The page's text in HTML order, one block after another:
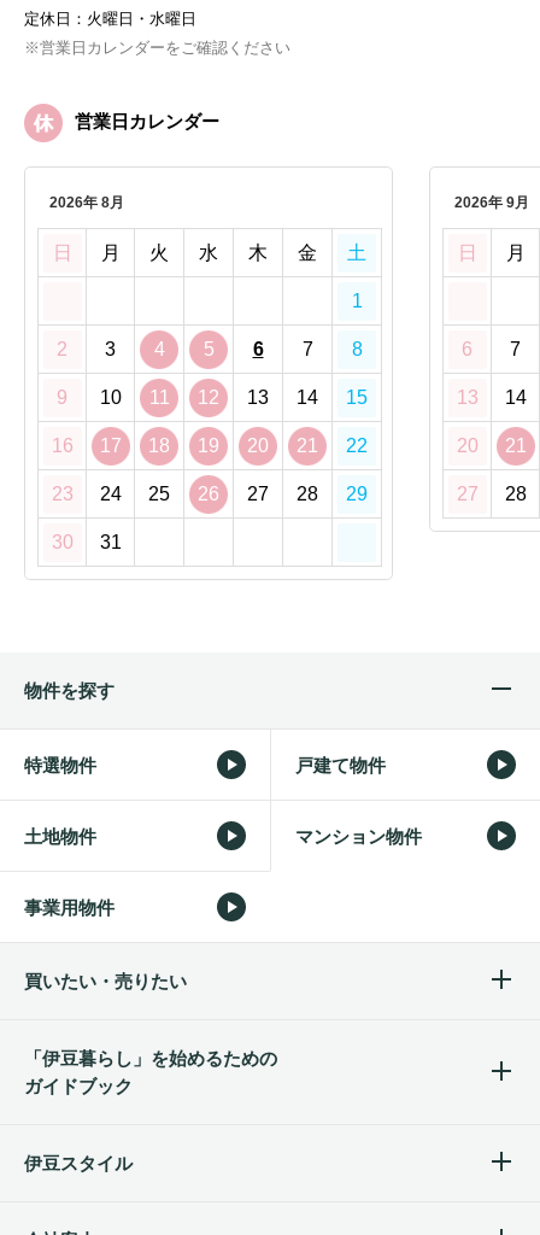
定休日：火曜日・水曜日
※営業日カレンダーをご確認ください
営業日カレンダー
2026年 8月
日 月 火 水 木 金 土
1
2 3 4 5 6 7 8
9 10 11 12 13 14 15
16 17 18 19 20 21 22
23 24 25 26 27 28 29
30 31
2026年 9月
日 月
6 7
13 14
20 21
27 28
物件を探す
特選物件 戸建て物件
土地物件 マンション物件
事業用物件
買いたい・売りたい
「伊豆暮らし」を始めるための
ガイドブック
伊豆スタイル